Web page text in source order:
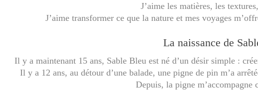
J’aime les matières, les
J’aime transformer ce que la nature et mes voyages
La naissance de
Il y a maintenant 15 ans, Sable Bleu est né d’un désir simple :
Il y a 12 ans, au détour d’une balade, une pigne de pin m’a
Depuis, la pigne m’accompagne